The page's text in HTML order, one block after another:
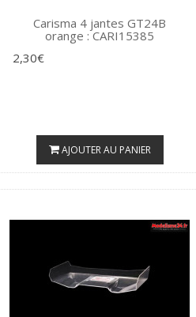
Carisma 4 jantes GT24B
orange : CARI15385
2,30€
AJOUTER AU PANIER